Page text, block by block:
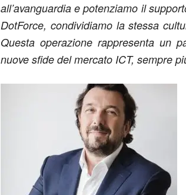
all’avanguardia e potenziamo il
DotForce, condividiamo la stessa
Questa operazione rappresenta un
nuove sfide del mercato ICT, sempre